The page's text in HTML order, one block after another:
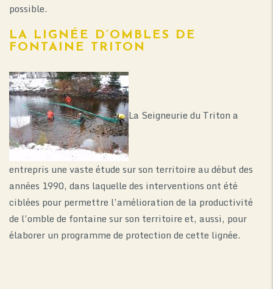
possible.
LA LIGNÉE D’OMBLES DE
FONTAINE TRITON
La Seigneurie du Triton a
entrepris une vaste étude sur son territoire au début des
années 1990, dans laquelle des interventions ont été
ciblées pour permettre l’amélioration de la productivité
de l’omble de fontaine sur son territoire et, aussi, pour
élaborer un programme de protection de cette lignée.